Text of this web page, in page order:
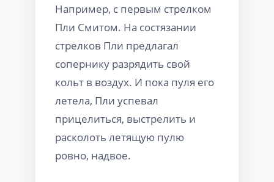
Например, с первым стрелком
Пли Смитом. На состязании
стрелков Пли предлагал
сопернику разрядить свой
кольт в воздух. И пока пуля его
летела, Пли успевал
прицелиться, выстрелить и
расколоть летящую пулю
ровно, надвое.